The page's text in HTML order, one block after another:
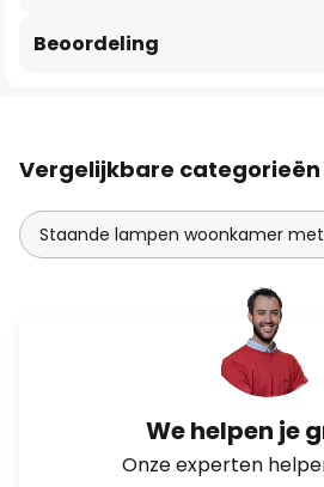
Beoordeling
Vergelijkbare categorieën
Staande lampen woonkamer
We helpen je
Onze experten